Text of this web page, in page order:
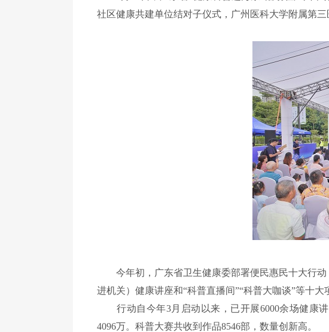
社区健康共建单位结对子仪式，广州医科大学附属第
今年初，广东省卫生健康委部署便民惠民十大行动
进机关）健康讲座和“科普直播间”“科普大咖谈”等十
行动自今年3月启动以来，已开展6000余场健康讲
4096万。科普大赛共收到作品8546部，数量创新高。